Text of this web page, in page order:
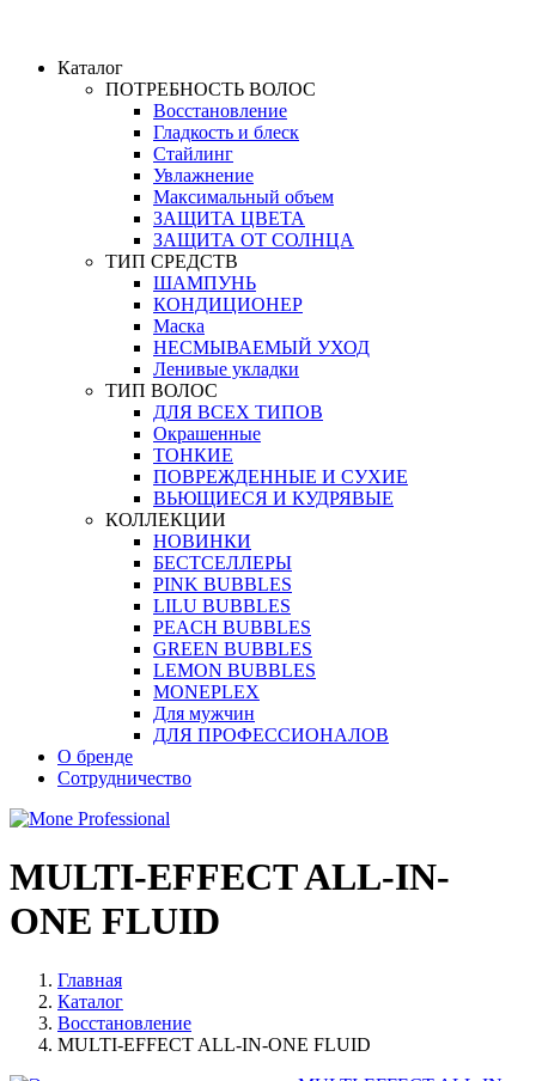
Каталог
ПОТРЕБНОСТЬ ВОЛОС
Восстановление
Гладкость и блеск
Стайлинг
Увлажнение
Максимальный объем
ЗАЩИТА ЦВЕТА
ЗАЩИТА ОТ СОЛНЦА
ТИП СРЕДСТВ
ШАМПУНЬ
КОНДИЦИОНЕР
Маска
НЕСМЫВАЕМЫЙ УХОД
Ленивые укладки
ТИП ВОЛОС
ДЛЯ ВСЕХ ТИПОВ
Окрашенные
ТОНКИЕ
ПОВРЕЖДЕННЫЕ И СУХИЕ
ВЬЮЩИЕСЯ И КУДРЯВЫЕ
КОЛЛЕКЦИИ
НОВИНКИ
БЕСТСЕЛЛЕРЫ
PINK BUBBLES
LILU BUBBLES
PEACH BUBBLES
GREEN BUBBLES
LEMON BUBBLES
MONEPLEX
Для мужчин
ДЛЯ ПРОФЕССИОНАЛОВ
О бренде
Сотрудничество
MULTI-EFFECT ALL-IN-
ONE FLUID
Главная
Каталог
Восстановление
MULTI-EFFECT ALL-IN-ONE FLUID